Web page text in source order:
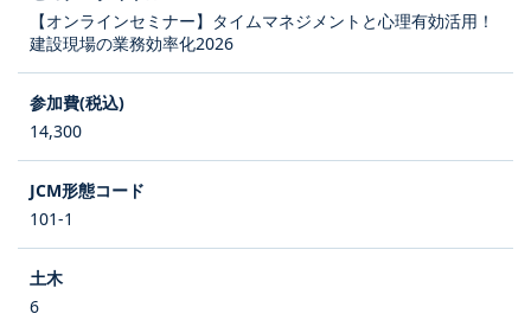
【オンラインセミナー】タイムマネジメントと心理有効活用！
建設現場の業務効率化2026
14,300
101-1
6